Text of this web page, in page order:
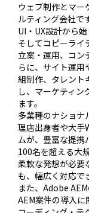
ウェブ制作とマー
ルティング会社で
UI・UX設計から
そしてコピーライ
立案・運用、コン
らに、サイト運用
組制作、タレント
し、マーケティン
ます。
多業種のナショナ
理店出身者や大手
ムが、豊富な提携
100名を超える大
柔軟な発想が必要
も、幅広く対応で
また、Adobe
AEM案件の導入に